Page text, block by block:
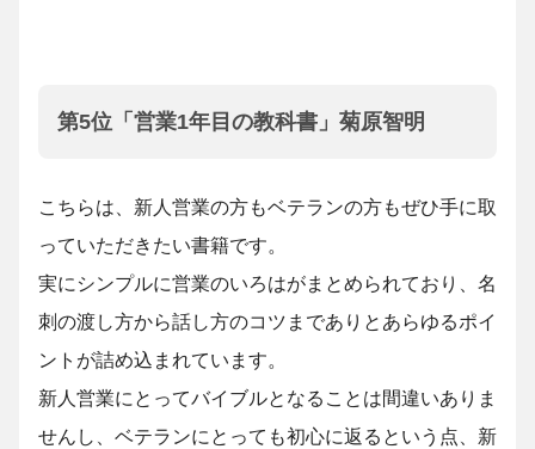
第5位「営業1年目の教科書」菊原智明
こちらは、新人営業の方もベテランの方もぜひ手に取
っていただきたい書籍です。
実にシンプルに営業のいろはがまとめられており、名
刺の渡し方から話し方のコツまでありとあらゆるポイ
ントが詰め込まれています。
新人営業にとってバイブルとなることは間違いありま
せんし、ベテランにとっても初心に返るという点、新